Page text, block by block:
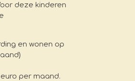
deze kinderen
en wonen op
per maand.